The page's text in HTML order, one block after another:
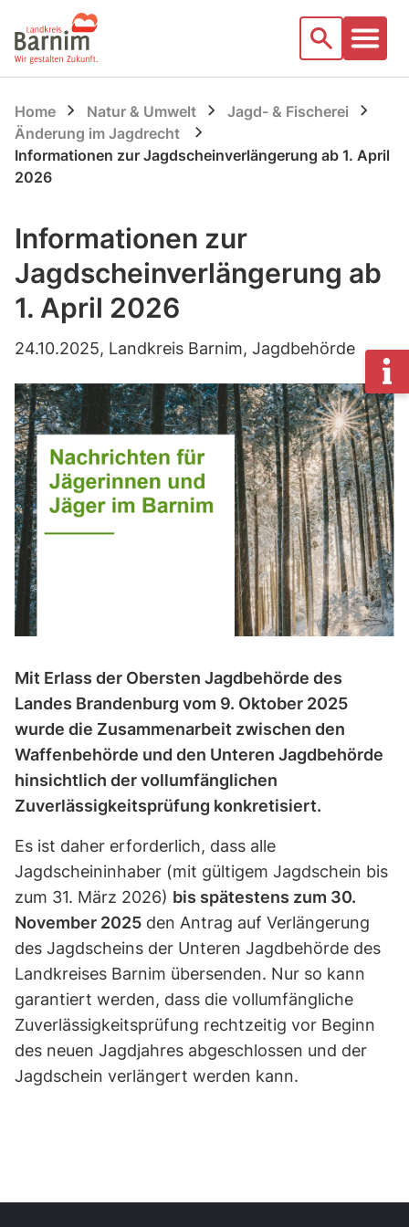
Startseite
Suche
Home Natur & Umwelt
Jagd- & Fischerei
Änderung im Jagdrecht
Informationen zur Jagdscheinverlängerung ab 1. April
2026
Informationen zur
Jagdscheinverlängerung ab
1. April 2026
24.10.2025, Landkreis Barnim, Jagdbehörde
Mit Erlass der Obersten Jagdbehörde des
Landes Brandenburg vom 9. Oktober 2025
wurde die Zusammenarbeit zwischen den
Waffenbehörde und den Unteren Jagdbehörde
hinsichtlich der vollumfänglichen
Zuverlässigkeitsprüfung konkretisiert.
Es ist daher erforderlich, dass alle
Jagdscheininhaber (mit gültigem Jagdschein bis
zum 31. März 2026) bis spätestens zum 30.
November 2025 den Antrag auf Verlängerung
des Jagdscheins der Unteren Jagdbehörde des
Landkreises Barnim übersenden. Nur so kann
garantiert werden, dass die vollumfängliche
Zuverlässigkeitsprüfung rechtzeitig vor Beginn
des neuen Jagdjahres abgeschlossen und der
Jagdschein verlängert werden kann.